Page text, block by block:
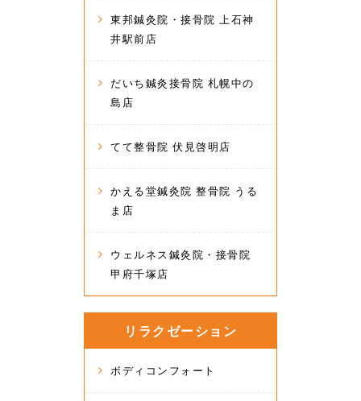
東邦鍼灸院・接骨院 上石神
井駅前店
だいち鍼灸接骨院 札幌中の
島店
てて整骨院 伏見啓明店
かえる堂鍼灸院 整骨院 うる
ま店
ウェルネス鍼灸院・接骨院
甲府千塚店
リラクゼーション
ボディコンフォート